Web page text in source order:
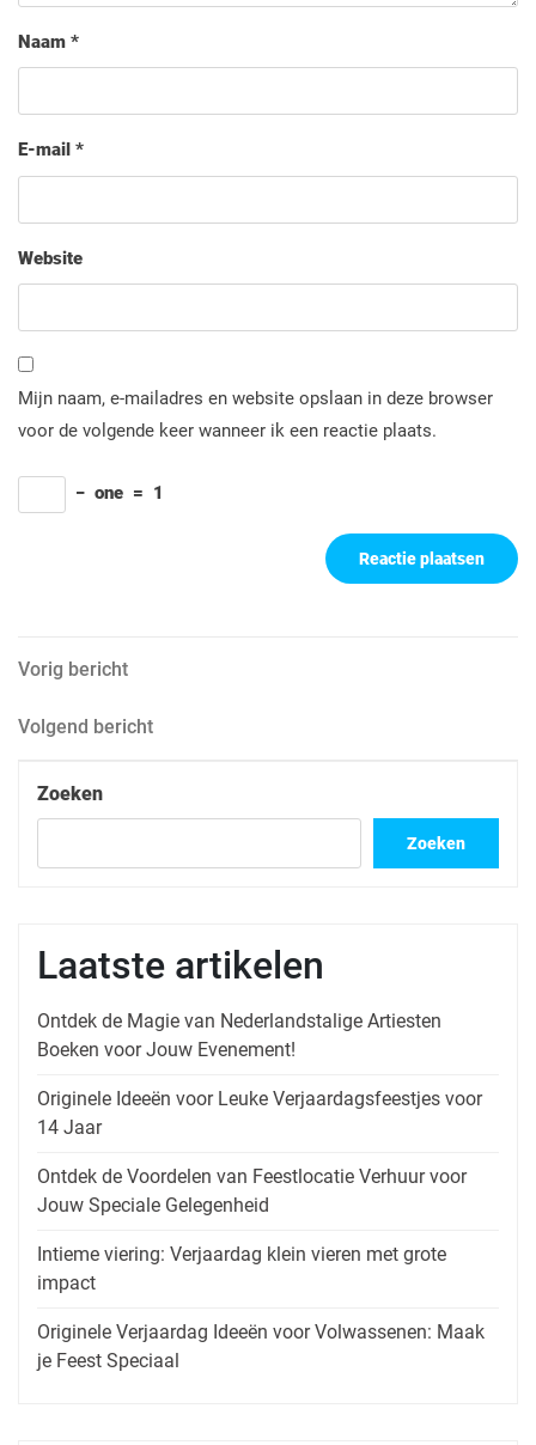
Naam *
E-mail *
Website
Mijn naam, e-mailadres en website opslaan in deze browser
voor de volgende keer wanneer ik een reactie plaats.
− one = 1
Berichtnavigatie
Vorig
Vorig bericht
Volgend
Volgend bericht
Zoeken
Zoeken
Laatste artikelen
Ontdek de Magie van Nederlandstalige Artiesten
Boeken voor Jouw Evenement!
Originele Ideeën voor Leuke Verjaardagsfeestjes voor
14 Jaar
Ontdek de Voordelen van Feestlocatie Verhuur voor
Jouw Speciale Gelegenheid
Intieme viering: Verjaardag klein vieren met grote
impact
Originele Verjaardag Ideeën voor Volwassenen: Maak
je Feest Speciaal